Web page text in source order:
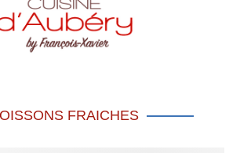
FRAICHES